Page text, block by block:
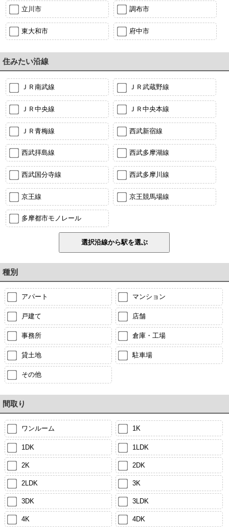
立川市 調布市
東大和市 府中市
住みたい沿線
ＪＲ南武線 ＪＲ武蔵野線
ＪＲ中央線 ＪＲ中央本線
ＪＲ青梅線 西武新宿線
西武拝島線 西武多摩湖線
西武国分寺線 西武多摩川線
京王線 京王競馬場線
多摩都市モノレール
種別
アパート マンション
戸建て 店舗
事務所 倉庫・工場
貸土地 駐車場
その他
間取り
ワンルーム 1K
1DK 1LDK
2K 2DK
2LDK 3K
3DK 3LDK
4K 4DK